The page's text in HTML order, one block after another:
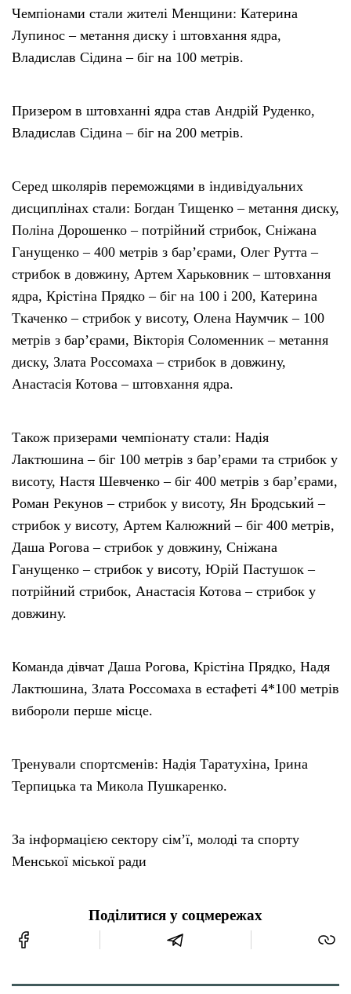
Чемпіонами стали жителі Менщини: Катерина
Лупинос – метання диску і штовхання ядра,
Владислав Сідина – біг на 100 метрів.
Призером в штовханні ядра став Андрій Руденко,
Владислав Сідина – біг на 200 метрів.
Серед школярів переможцями в індивідуальних
дисциплінах стали: Богдан Тищенко – метання диску,
Поліна Дорошенко – потрійний стрибок, Сніжана
Ганущенко – 400 метрів з бар’єрами, Олег Рутта –
стрибок в довжину, Артем Харьковник – штовхання
ядра, Крістіна Прядко – біг на 100 і 200, Катерина
Ткаченко – стрибок у висоту, Олена Наумчик – 100
метрів з бар’єрами, Вікторія Соломенник – метання
диску, Злата Россомаха – стрибок в довжину,
Анастасія Котова – штовхання ядра.
Також призерами чемпіонату стали: Надія
Лактюшина – біг 100 метрів з бар’єрами та стрибок у
висоту, Настя Шевченко – біг 400 метрів з бар’єрами,
Роман Рекунов – стрибок у висоту, Ян Бродський –
стрибок у висоту, Артем Калюжний – біг 400 метрів,
Даша Рогова – стрибок у довжину, Сніжана
Ганущенко – стрибок у висоту, Юрій Пастушок –
потрійний стрибок, Анастасія Котова – стрибок у
довжину.
Команда дівчат Даша Рогова, Крістіна Прядко, Надя
Лактюшина, Злата Россомаха в естафеті 4*100 метрів
вибороли перше місце.
Тренували спортсменів: Надія Таратухіна, Ірина
Терпицька та Микола Пушкаренко.
За інформацією сектору сім’ї, молоді та спорту
Менської міської ради
Поділитися у соцмережах